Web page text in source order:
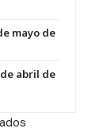
mayo de
abril de